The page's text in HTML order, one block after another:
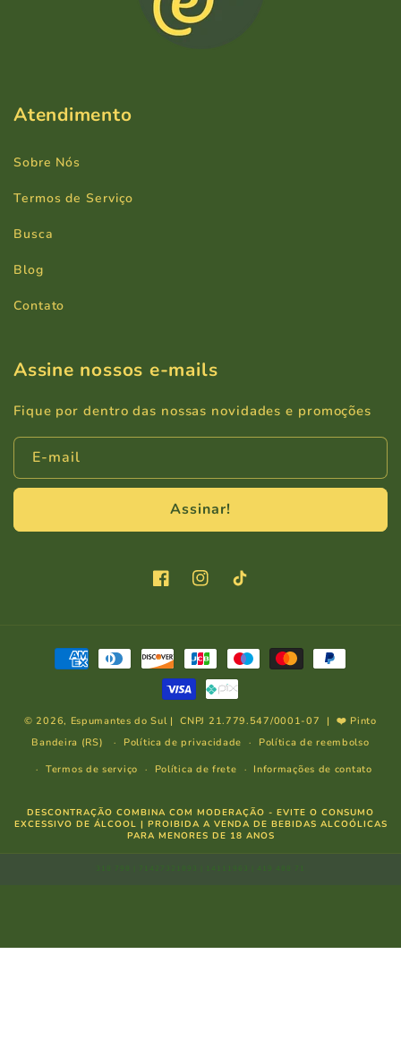
Atendimento
Sobre Nós
Termos de Serviço
Busca
Blog
Contato
Assine nossos e-mails
Fique por dentro das nossas novidades e promoções
E-mail
Assinar!
FacebookInstagramTikTok
Formas
© 2026, Espumantes do Sul | CNPJ 21.779.547/0001-07 | ❤️ Pinto
Bandeira (RS)
Política de privacidade
Política de reembolso
Termos de serviço
Política de frete Informações de contato
DESCONTRAÇÃO COMBINA COM MODERAÇÃO - EVITE O CONSUMO
EXCESSIVO DE ÁLCOOL | PROIBIDA A VENDA DE BEBIDAS ALCOÓLICAS
PARA MENORES DE 18 ANOS